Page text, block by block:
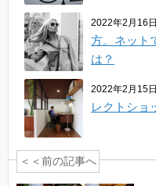
2022年2月16日
方。ネット
は？
2022年2月15日
レクトショ
＜＜前の記事へ